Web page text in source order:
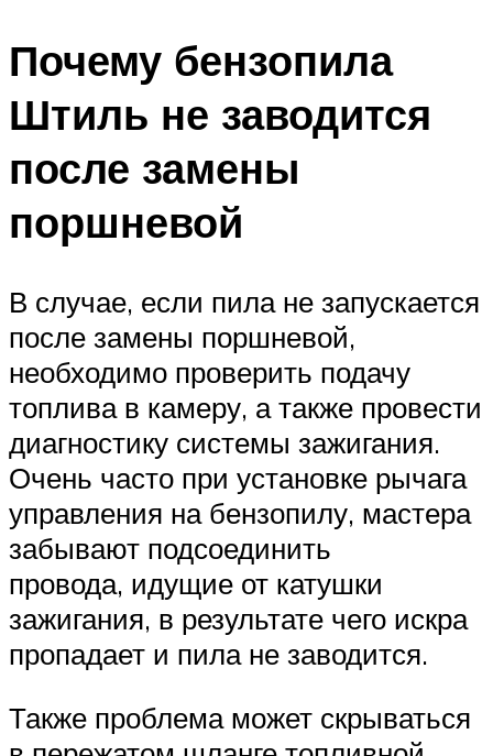
Почему бензопила
Штиль не заводится
после замены
поршневой
В случае, если пила не запускается
после замены поршневой,
необходимо проверить подачу
топлива в камеру, а также провести
диагностику системы зажигания.
Очень часто при установке рычага
управления на бензопилу, мастера
забывают подсоединить
провода, идущие от катушки
зажигания, в результате чего искра
пропадает и пила не заводится.
Также проблема может скрываться